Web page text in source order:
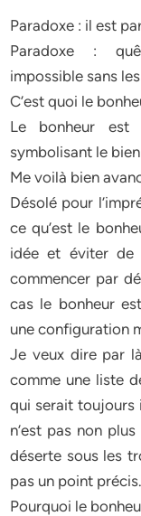
Paradoxe : il est
Paradoxe :
impossible sans
C’est quoi le
Le bonheur
symbolisant le
Me voilà bien
Désolé pour
ce qu’est le
idée et éviter de
commencer par
cas le bonheur
une configuration
Je veux dire par
comme une liste
qui serait toujours
n’est pas non
déserte sous les
pas un point précis.
Pourquoi le